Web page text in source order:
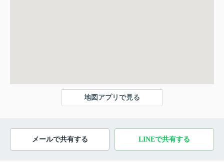
地図アプリで見る
メールで共有する LINEで共有する